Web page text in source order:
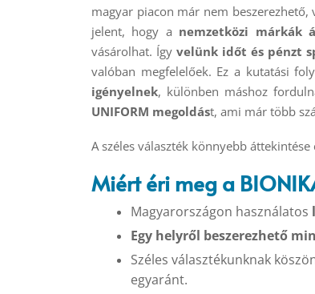
magyar piacon már nem
jelent, hogy a nemzetközi márkák
vásárolhat. Ígyvelünk időt és pénzt
valóban megfelelőek. Ez a kutatási
igényelnek, különben máshoz
UNIFORM megoldást, ami már több
A széles választék könnyebb
Miért éri meg a
Magyarországon használatos
Egy helyről beszerezhető
Széles választékunknak
egyaránt.